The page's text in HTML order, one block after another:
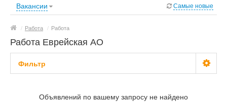
Вакансии Самые новые
/ Работа / Работа
Работа Еврейская АО
Фильтр
Не важноОбъявлений по вашему запросу не найдено